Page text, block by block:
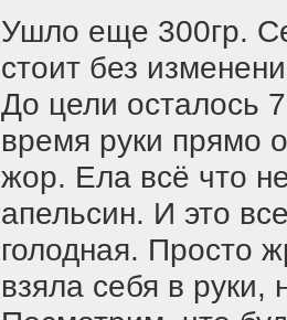
Ушло еще 300гр.
стоит без
До цели осталось
время руки прямо
жор. Ела всё что
апельсин. И это
голодная. Просто
взяла себя в руки,